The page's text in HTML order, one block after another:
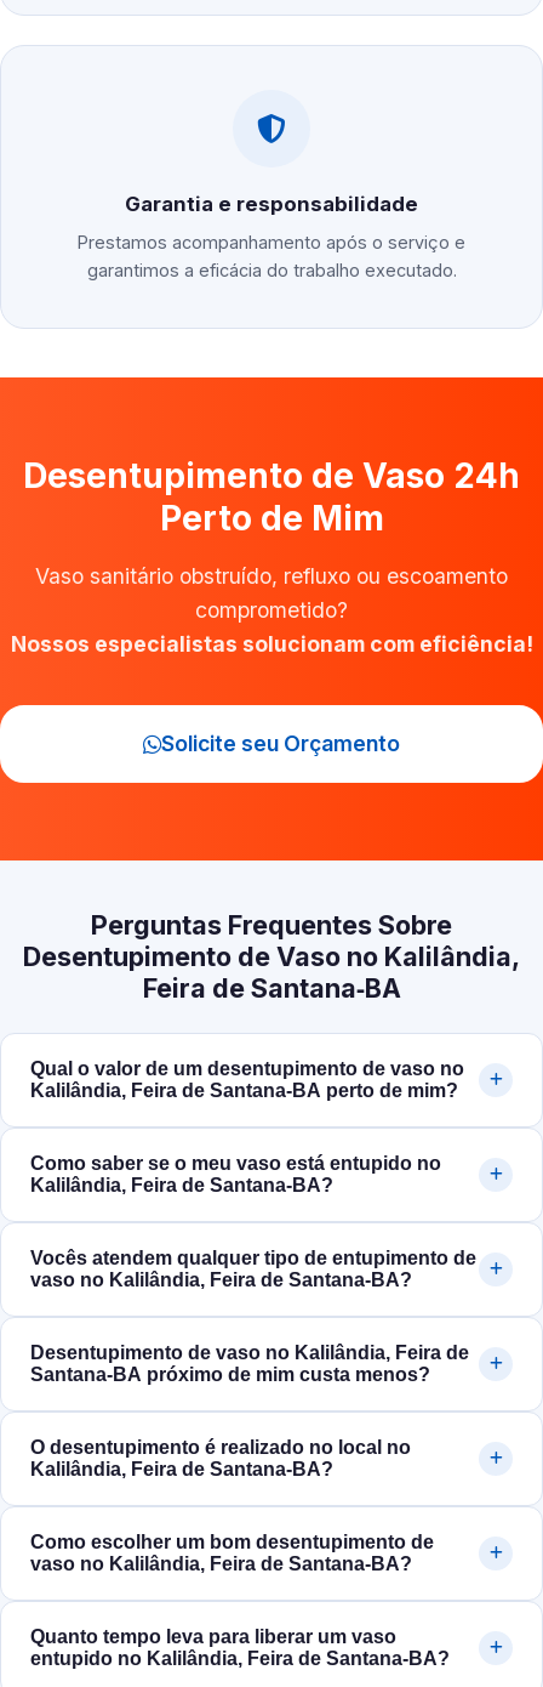
Garantia e responsabilidade
Prestamos acompanhamento após o serviço e
garantimos a eficácia do trabalho executado.
Desentupimento de Vaso 24h
Perto de Mim
Vaso sanitário obstruído, refluxo ou escoamento
comprometido?
Nossos especialistas solucionam com eficiência!
Solicite seu Orçamento
Perguntas Frequentes Sobre
Desentupimento de Vaso no Kalilândia,
Feira de Santana‑BA
Qual o valor de um desentupimento de vaso no
Kalilândia, Feira de Santana‑BA perto de mim?
Como saber se o meu vaso está entupido no
Kalilândia, Feira de Santana‑BA?
Vocês atendem qualquer tipo de entupimento de
vaso no Kalilândia, Feira de Santana‑BA?
Desentupimento de vaso no Kalilândia, Feira de
Santana‑BA próximo de mim custa menos?
O desentupimento é realizado no local no
Kalilândia, Feira de Santana‑BA?
Como escolher um bom desentupimento de
vaso no Kalilândia, Feira de Santana‑BA?
Quanto tempo leva para liberar um vaso
entupido no Kalilândia, Feira de Santana‑BA?